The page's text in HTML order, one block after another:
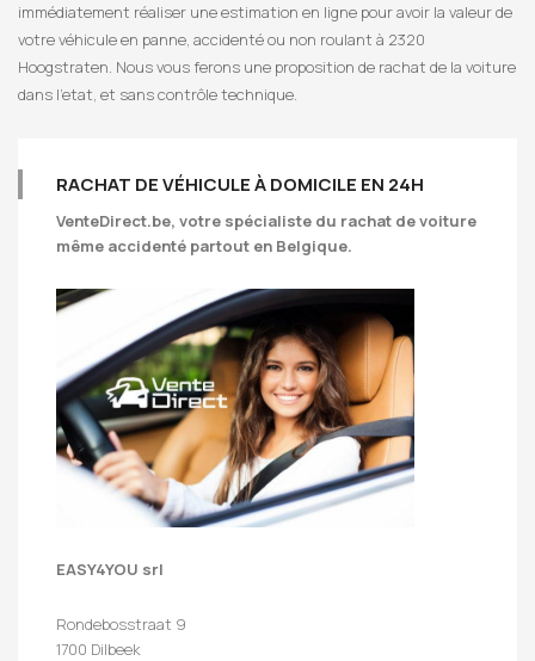
immédiatement réaliser une estimation en ligne pour avoir la valeur de
votre véhicule en panne, accidenté ou non roulant à 2320
Hoogstraten. Nous vous ferons une proposition de rachat de la voiture
dans l’etat, et sans contrôle technique.
RACHAT DE VÉHICULE À DOMICILE EN 24H
VenteDirect.be, votre spécialiste du rachat de voiture
même accidenté partout en Belgique.
EASY4YOU srl
Rondebosstraat 9
1700 Dilbeek